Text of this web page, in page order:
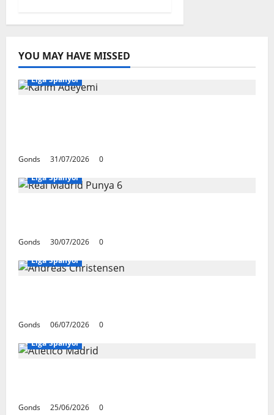
YOU MAY HAVE MISSED
Liga Spanyol
Gonds 31/07/2026
0
Liga Spanyol
Gonds 30/07/2026
0
Liga Spanyol
Gonds 06/07/2026
0
Liga Spanyol
Gonds 25/06/2026 0